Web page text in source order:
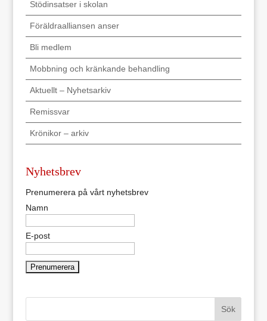
Stödinsatser i skolan
Föräldraalliansen anser
Bli medlem
Mobbning och kränkande behandling
Aktuellt – Nyhetsarkiv
Remissvar
Krönikor – arkiv
Nyhetsbrev
Prenumerera på vårt nyhetsbrev
Namn
E-post